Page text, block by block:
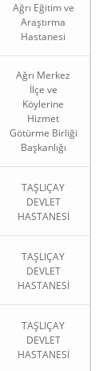
Ağrı Eğitim ve
Araştırma
Hastanesi
Ağrı Merkez
İlçe ve
Köylerine
Hizmet
Götürme Birliği
Başkanlığı
TAŞLIÇAY
DEVLET
HASTANESİ
TAŞLIÇAY
DEVLET
HASTANESİ
TAŞLIÇAY
DEVLET
HASTANESİ